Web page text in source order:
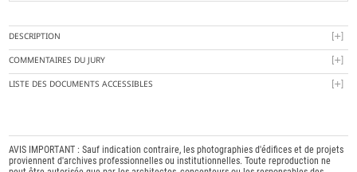
DESCRIPTION
COMMENTAIRES DU JURY
LISTE DES DOCUMENTS ACCESSIBLES
AVIS IMPORTANT : Sauf indication contraire, les photographies d'édifices et de projets
proviennent d'archives professionnelles ou institutionnelles. Toute reproduction ne